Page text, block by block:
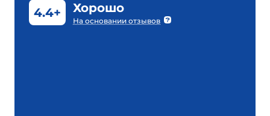
4.4+ Хорошо
На основании отзывов